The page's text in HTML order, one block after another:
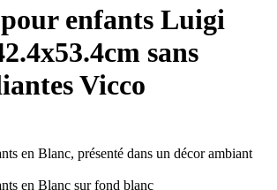
enfants Luigi
sans
Vicco